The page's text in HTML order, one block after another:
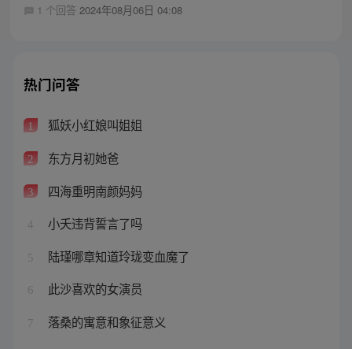
1 个回答 2024年08月06日 04:08
热门问答
1 狐妖小红娘叫姐姐
2 东方月初她爸
3 四海重明南颜妈妈
4 小夭违背誓言了吗
5 陆瑾哪章知道玲珑变血魔了
6 此沙喜欢的女演员
7 落桑的寓意和象征意义